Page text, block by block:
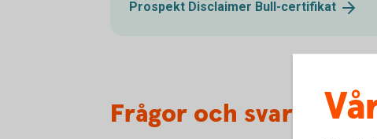
Prospekt Disclaimer Bull-certifikat
Frågor och svar Bull